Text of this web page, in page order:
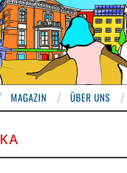
MAGAZIN ÜBER UNS
KA